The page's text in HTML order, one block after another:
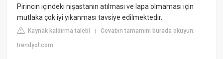
Pirincin içindeki nişastanın atılması ve lapa olmaması için
mutlaka çok iyi yıkanması tavsiye edilmektedir.
Kaynak kaldırma talebi |Cevabın tamamını burada okuyun:
trendyol.com